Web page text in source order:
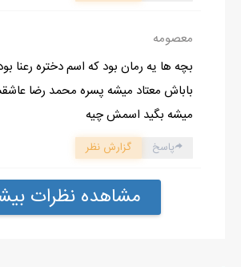
معصومه
بچه ها یه رمان بود که اسم دختره رعنا
باباش معتاد میشه پسره محمد رضا
میشه بگید اسمش چیه
پاسخ گزارش نظر
مشاهده نظرات بیشتر